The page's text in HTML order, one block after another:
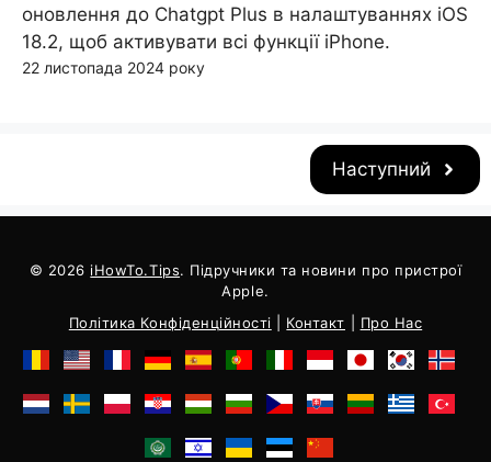
оновлення до Chatgpt Plus в налаштуваннях iOS
18.2, щоб активувати всі функції iPhone.
22 листопада 2024 року
Наступний
© 2026 iHowTo.Tips. Підручники та новини про пристрої
Apple.
Політика Конфіденційності
Контакт Про Нас